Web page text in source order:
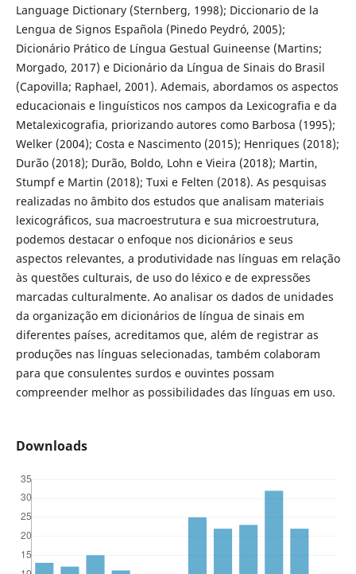
Language Dictionary (Sternberg, 1998); Diccionario de la
Lengua de Signos Española (Pinedo Peydró, 2005);
Dicionário Prático de Língua Gestual Guineense (Martins;
Morgado, 2017) e Dicionário da Língua de Sinais do Brasil
(Capovilla; Raphael, 2001). Ademais, abordamos os aspectos
educacionais e linguísticos nos campos da Lexicografia e da
Metalexicografia, priorizando autores como Barbosa (1995);
Welker (2004); Costa e Nascimento (2015); Henriques (2018);
Durão (2018); Durão, Boldo, Lohn e Vieira (2018); Martin,
Stumpf e Martin (2018); Tuxi e Felten (2018). As pesquisas
realizadas no âmbito dos estudos que analisam materiais
lexicográficos, sua macroestrutura e sua microestrutura,
podemos destacar o enfoque nos dicionários e seus
aspectos relevantes, a produtividade nas línguas em relação
às questões culturais, de uso do léxico e de expressões
marcadas culturalmente. Ao analisar os dados de unidades
da organização em dicionários de língua de sinais em
diferentes países, acreditamos que, além de registrar as
produções nas línguas selecionadas, também colaboram
para que consulentes surdos e ouvintes possam
compreender melhor as possibilidades das línguas em uso.
Downloads